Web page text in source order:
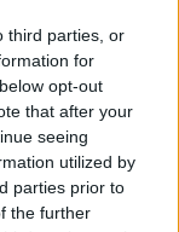
third parties, or
for
opt-out
that after your
seeing
utilized by
parties prior to
the further
Φραγκίσκος